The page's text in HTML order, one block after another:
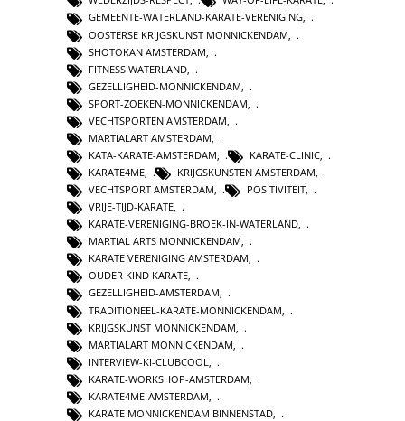
GEMEENTE-WATERLAND-KARATE-VERENIGING,
OOSTERSE KRIJGSKUNST MONNICKENDAM
SHOTOKAN AMSTERDAM
FITNESS WATERLAND
GEZELLIGHEID-MONNICKENDAM
SPORT-ZOEKEN-MONNICKENDAM
VECHTSPORTEN AMSTERDAM
MARTIALART AMSTERDAM
KATA-KARATE-AMSTERDAM
KARATE-CLINIC
KARATE4ME, KRIJGSKUNSTEN AMSTERDAM,
VECHTSPORT AMSTERDAM, POSITIVITEIT,
VRIJE-TIJD-KARATE,
KARATE-VERENIGING-BROEK-IN-WATERLAND,
MARTIAL ARTS MONNICKENDAM,
KARATE VERENIGING AMSTERDAM,
OUDER KIND KARATE,
GEZELLIGHEID-AMSTERDAM,
TRADITIONEEL-KARATE-MONNICKENDAM
KRIJGSKUNST MONNICKENDAM
MARTIALART MONNICKENDAM
INTERVIEW-KI-CLUBCOOL
KARATE-WORKSHOP-AMSTERDAM
KARATE4ME-AMSTERDAM
KARATE MONNICKENDAM BINNENSTAD